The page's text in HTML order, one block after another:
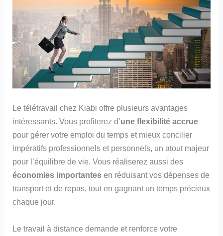
Le télétravail chez Kiabi offre plusieurs avantages
intéressants. Vous profiterez d’une flexibilité accrue
pour gérer votre emploi du temps et mieux concilier
impératifs professionnels et personnels, un atout majeur
pour l’équilibre de vie. Vous réaliserez aussi des
économies importantes en réduisant vos dépenses de
transport et de repas, tout en gagnant un temps précieux
chaque jour.
Le travail à distance demande et renforce votre